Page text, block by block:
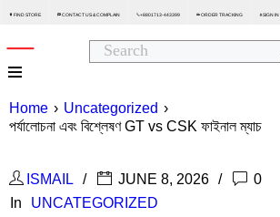
 FIND STORE  CONTACT US & COMPLAIN +8801713-443399  ORDER TRACKING  SIGN IN
Home › Uncategorized ›
পর্যালোচনা এবং বিশ্লেষণ GT vs CSK ফাইনাল ম্যাচ
ISMAIL JUNE 8, 2026
0
In
UNCATEGORIZED